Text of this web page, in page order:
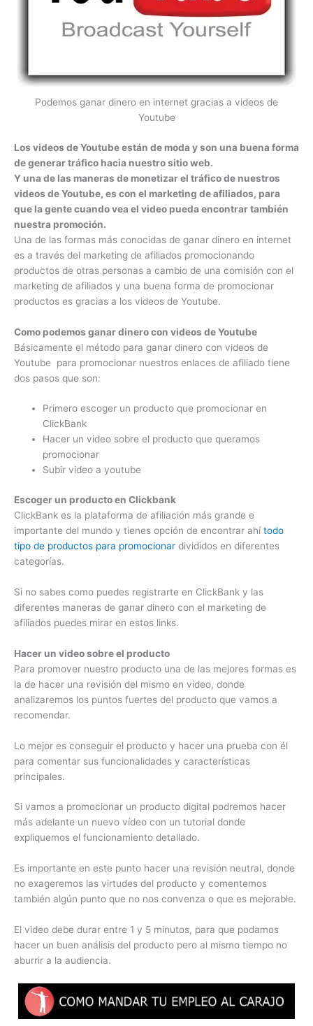
Podemos ganar dinero en internet gracias a videos de
Youtube
Los videos de Youtube están de moda y son una buena forma
de generar tráfico hacia nuestro sitio web.
Y una de las maneras de monetizar el tráfico de nuestros
videos de Youtube, es con el marketing de afiliados, para
que la gente cuando vea el video pueda encontrar también
nuestra promoción.
Una de las formas más conocidas de ganar dinero en internet
es a través del marketing de afiliados promocionando
productos de otras personas a cambio de una comisión con el
marketing de afiliados y una buena forma de promocionar
productos es gracias a los videos de Youtube.
Como podemos ganar dinero con videos de Youtube
Básicamente el método para ganar dinero con videos de
Youtube para promocionar nuestros enlaces de afiliado tiene
dos pasos que son:
Primero escoger un producto que promocionar en
ClickBank
Hacer un video sobre el producto que queramos
promocionar
Subir video a youtube
Escoger un producto en Clickbank
ClickBank es la plataforma de afiliación más grande e
importante del mundo y tienes opción de encontrar ahítodo
tipo de productos para promocionar divididos en diferentes
categorías.
Si no sabes como puedes registrarte en ClickBank y las
diferentes maneras de ganar dinero con el marketing de
afiliados puedes mirar en estos links.
Hacer un video sobre el producto
Para promover nuestro producto una de las mejores formas es
la de hacer una revisión del mismo en video, donde
analizaremos los puntos fuertes del producto que vamos a
recomendar.
Lo mejor es conseguir el producto y hacer una prueba con él
para comentar sus funcionalidades y características
principales.
Si vamos a promocionar un producto digital podremos hacer
más adelante un nuevo vídeo con un tutorial donde
expliquemos el funcionamiento detallado.
Es importante en este punto hacer una revisión neutral, donde
no exageremos las virtudes del producto y comentemos
también algún punto que no nos convenza o que es mejorable.
El video debe durar entre 1 y 5 minutos, para que podamos
hacer un buen análisis del producto pero al mismo tiempo no
aburrir a la audiencia.